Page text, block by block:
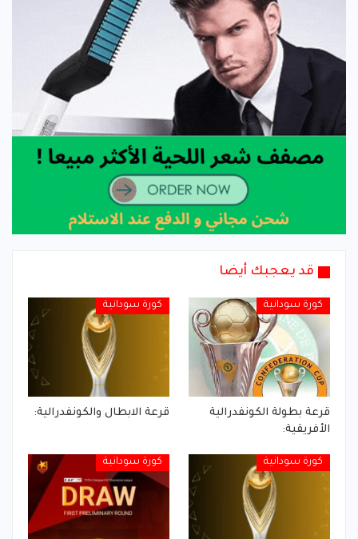
قد يعجبك أيضا
كورة سودانية
قرعة بطولة الكونفدرالية
الأفريقية:
كورة سودانية
قرعة الابطال والكونفدرالية:
كورة سودانية كورة سودانية